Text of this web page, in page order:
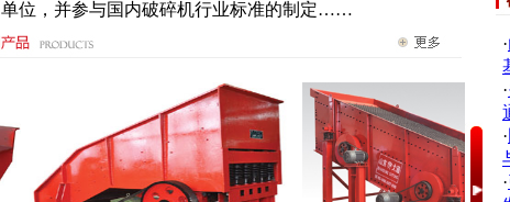
单位，并参与国内破碎机行业标准的制定……
·
·
·
·